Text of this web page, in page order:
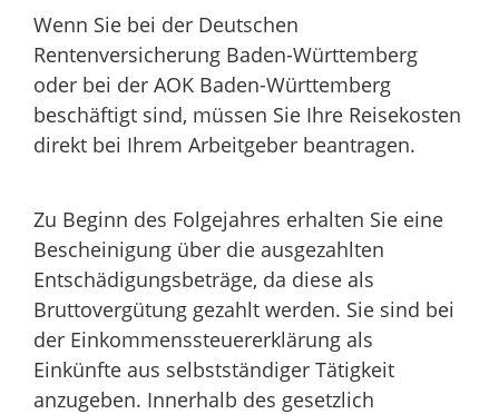
Wenn Sie bei der Deutschen
Rentenversicherung Baden-Württemberg
oder bei der AOK Baden-Württemberg
beschäftigt sind, müssen Sie Ihre Reisekosten
direkt bei Ihrem Arbeitgeber beantragen.
Zu Beginn des Folgejahres erhalten Sie eine
Bescheinigung über die ausgezahlten
Entschädigungsbeträge, da diese als
Bruttovergütung gezahlt werden. Sie sind bei
der Einkommenssteuererklärung als
Einkünfte aus selbstständiger Tätigkeit
anzugeben. Innerhalb des gesetzlich